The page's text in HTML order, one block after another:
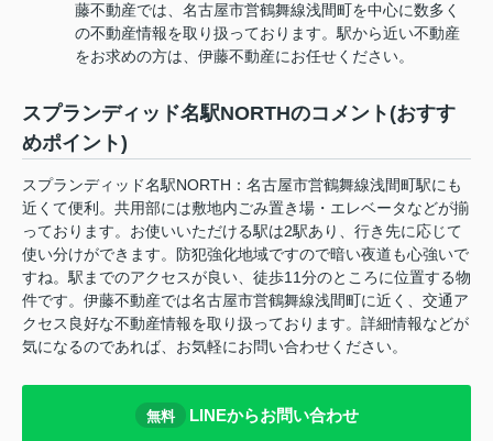
藤不動産では、名古屋市営鶴舞線浅間町を中心に数多く
の不動産情報を取り扱っております。駅から近い不動産
をお求めの方は、伊藤不動産にお任せください。
スプランディッド名駅NORTHのコメント(おすす
めポイント)
スプランディッド名駅NORTH：名古屋市営鶴舞線浅間町駅にも
近くて便利。共用部には敷地内ごみ置き場・エレベータなどが揃
っております。お使いいただける駅は2駅あり、行き先に応じて
使い分けができます。防犯強化地域ですので暗い夜道も心強いで
すね。駅までのアクセスが良い、徒歩11分のところに位置する物
件です。伊藤不動産では名古屋市営鶴舞線浅間町に近く、交通ア
クセス良好な不動産情報を取り扱っております。詳細情報などが
気になるのであれば、お気軽にお問い合わせください。
無料 LINEからお問い合わせ